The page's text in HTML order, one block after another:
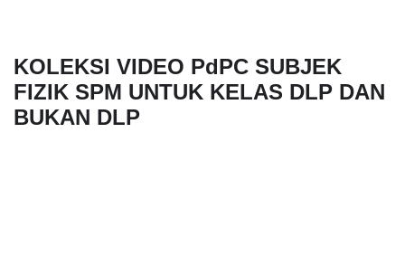
KOLEKSI VIDEO PdPC SUBJEK
FIZIK SPM UNTUK KELAS DLP DAN
BUKAN DLP